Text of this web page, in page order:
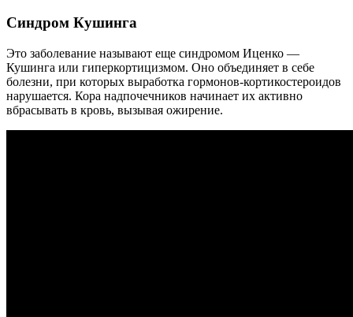
Синдром Кушинга
Это заболевание называют еще синдромом Иценко —
Кушинга или гиперкортицизмом. Оно объединяет в себе
болезни, при которых выработка гормонов-кортикостероидов
нарушается. Кора надпочечников начинает их активно
вбрасывать в кровь, вызывая ожирение.